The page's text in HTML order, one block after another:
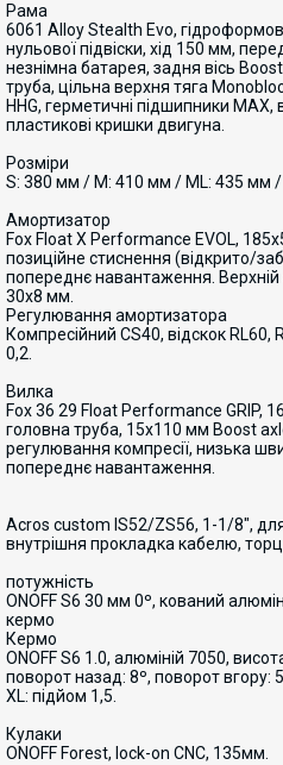
Рама
6061 Alloy Stealth Evo,
нульової підвіски, хід 150 мм,
незнімна батарея, задня вісь
труба, цільна верхня тяга
HHG, герметичні підшипники MAX,
пластикові кришки двигуна.
Розміри
S: 380 мм / M: 410 мм / ML: 435 мм
Амортизатор
Fox Float X Performance EVOL,
позиційне стиснення (відкрито/
попереднє навантаження.
30x8 мм.
Регулювання амортизатора
Компресійний CS40, відскок
0,2.
Вилка
Fox 36 29 Float Performance GRIP,
головна труба, 15x110 мм Boost
регулювання компресії, низька
попереднє навантаження.
Acros custom IS52/ZS56, 1-1/8",
внутрішня прокладка кабелю,
потужність
ONOFF S6 30 мм 0º, кований
кермо
Кермо
ONOFF S6 1.0, алюміній 7050,
поворот назад: 8º, поворот вгору:
XL: підйом 1,5.
Кулаки
ONOFF Forest, lock-on CNC, 135мм.